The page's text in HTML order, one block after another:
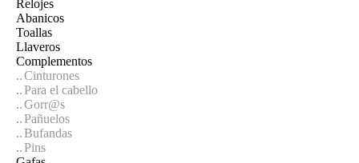
Relojes
Abanicos
Toallas
Llaveros
Complementos
Cinturones
Para el cabello
Gorr@s
Pañuelos
Bufandas
Pins